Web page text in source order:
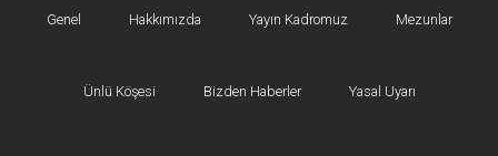
Genel Hakkımızda Yayın Kadromuz Mezunlar
Ünlü Köşesi Bizden Haberler Yasal Uyarı